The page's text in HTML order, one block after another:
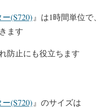
(S720)』は1時間単位で、
ます
防止にも役立ちます
(S720) 』のサイズは